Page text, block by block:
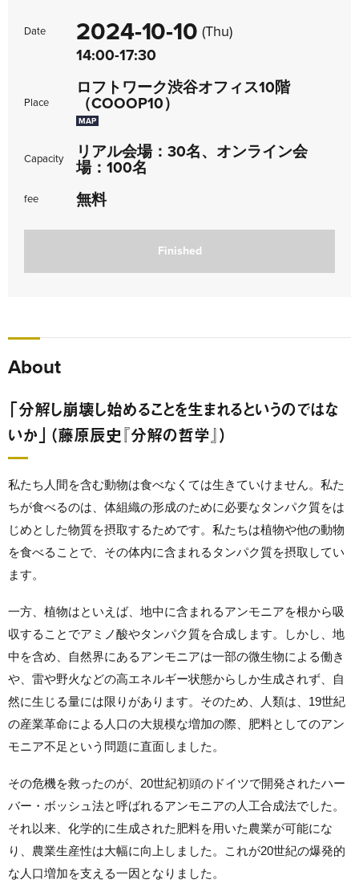
Date 2024-10-10 (Thu)
14:00-17:30
Place
ロフトワーク渋谷オフィス10階
（COOOP10）
MAP
Capacity
リアル会場：30名、オンライン会
場：100名
fee 無料
Finished
About
「分解し崩壊し始めることを生まれるというのではな
いか」（藤原辰史『分解の哲学』）
私たち人間を含む動物は食べなくては生きていけません。私た
ちが食べるのは、体組織の形成のために必要なタンパク質をは
じめとした物質を摂取するためです。私たちは植物や他の動物
を食べることで、その体内に含まれるタンパク質を摂取してい
ます。
一方、植物はといえば、地中に含まれるアンモニアを根から吸
収することでアミノ酸やタンパク質を合成します。しかし、地
中を含め、自然界にあるアンモニアは一部の微生物による働き
や、雷や野火などの高エネルギー状態からしか生成されず、自
然に生じる量には限りがあります。そのため、人類は、19世紀
の産業革命による人口の大規模な増加の際、肥料としてのアン
モニア不足という問題に直面しました。
その危機を救ったのが、20世紀初頭のドイツで開発されたハー
バー・ボッシュ法と呼ばれるアンモニアの人工合成法でした。
それ以来、化学的に生成された肥料を用いた農業が可能にな
り、農業生産性は大幅に向上しました。これが20世紀の爆発的
な人口増加を支える一因となりました。